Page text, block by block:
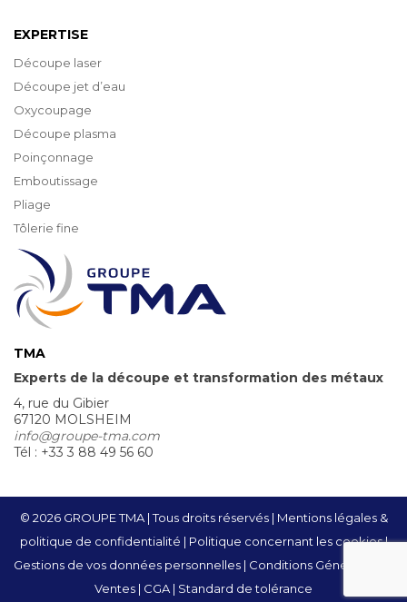
EXPERTISE
Découpe laser
Découpe jet d’eau
Oxycoupage
Découpe plasma
Poinçonnage
Emboutissage
Pliage
Tôlerie fine
TMA
Experts de la découpe et transformation des métaux
4, rue du Gibier
67120 MOLSHEIM
info@groupe-tma.com
Tél : +33 3 88 49 56 60
© 2026 GROUPE TMA | Tous droits réservés
Mentions légales &
politique de confidentialité
Politique concernant les cookies
Gestions de vos données personnelles
Conditions Générales de
Ventes
CGA Standard de tolérance